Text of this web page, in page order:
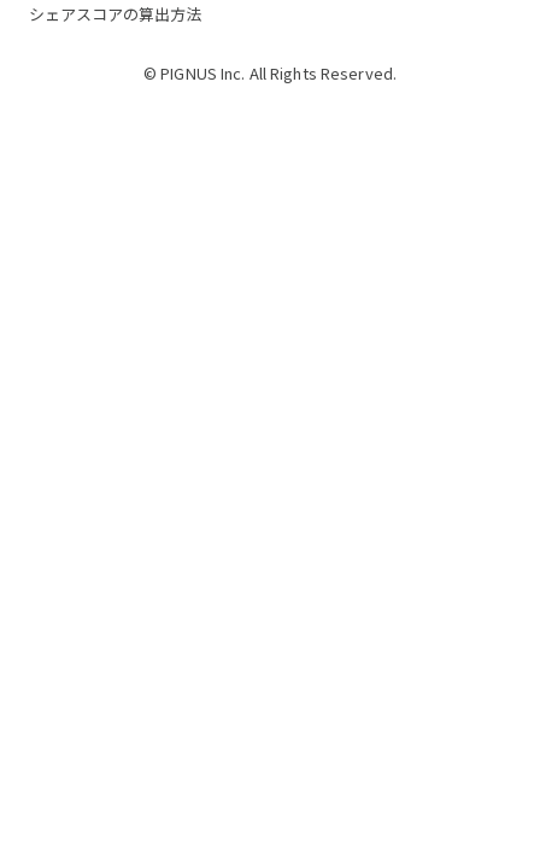
シェアスコアの算出方法
© PIGNUS Inc. All Rights Reserved.